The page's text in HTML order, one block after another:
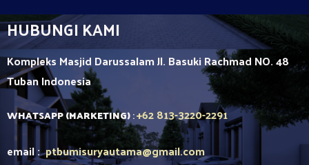
HUBUNGI KAMI
Kompleks Masjid Darussalam Jl. Basuki Rachmad NO. 48
TubanIndonesia
WHATSAPP (MARKETING):+62 813-3220-2291
email :ptbumisuryautama@gmail.com